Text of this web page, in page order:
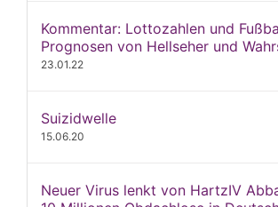
Kommentar: Lottozahlen und
Prognosen von Hellseher und
23.01.22
Suizidwelle
15.06.20
Neuer Virus lenkt von HartzIV